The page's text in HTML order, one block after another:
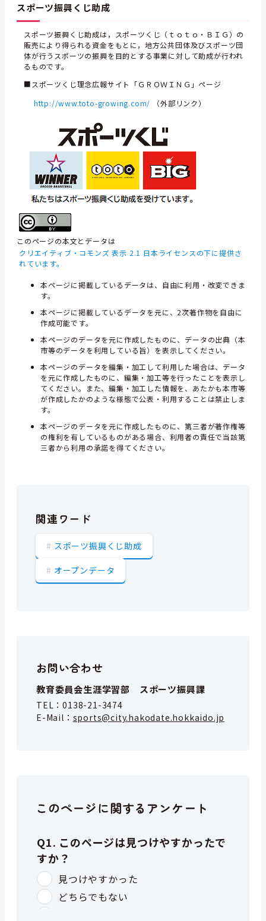
スポーツ振興くじ助成
スポーツ振興くじ助成は，スポーツくじ（ｔｏｔｏ・ＢＩＧ）の
販売により得られる資金をもとに，地方公共団体及びスポーツ団
体が行うスポーツの振興を目的とする事業に対して助成が行われ
るものです。
■スポーツくじ理念広報サイト「ＧＲＯＷＩＮＧ」ページ
http://www.toto-growing.com/
（外部リンク）
このページの本文とデータは
クリエイティブ・コモンズ 表示 2.1 日本ライセンスの下に提供さ
れています。
本ページに掲載しているデータは、自由に利用・改変できま
す。
本ページに掲載しているデータを元に、2次著作物を自由に
作成可能です。
本ページのデータを元に作成したものに、データの出典（本
市等のデータを利用している旨）を表示してください。
本ページのデータを編集・加工して利用した場合は、データ
を元に作成したものに、編集・加工等を行ったことを表示し
てください。また、編集・加工した情報を、あたかも本市等
が作成したかのような様態で公表・利用することは禁止しま
す。
本ページのデータを元に作成したものに、第三者が著作権等
の権利を有しているものがある場合、利用者の責任で当該第
三者から利用の承諾を得てください。
関連ワード
スポーツ振興くじ助成
オープンデータ
お問い合わせ
教育委員会生涯学習部 スポーツ振興課
TEL：0138-21-3474
E-Mail： sports@city.hakodate.hokkaido.jp
このページに関するアンケート